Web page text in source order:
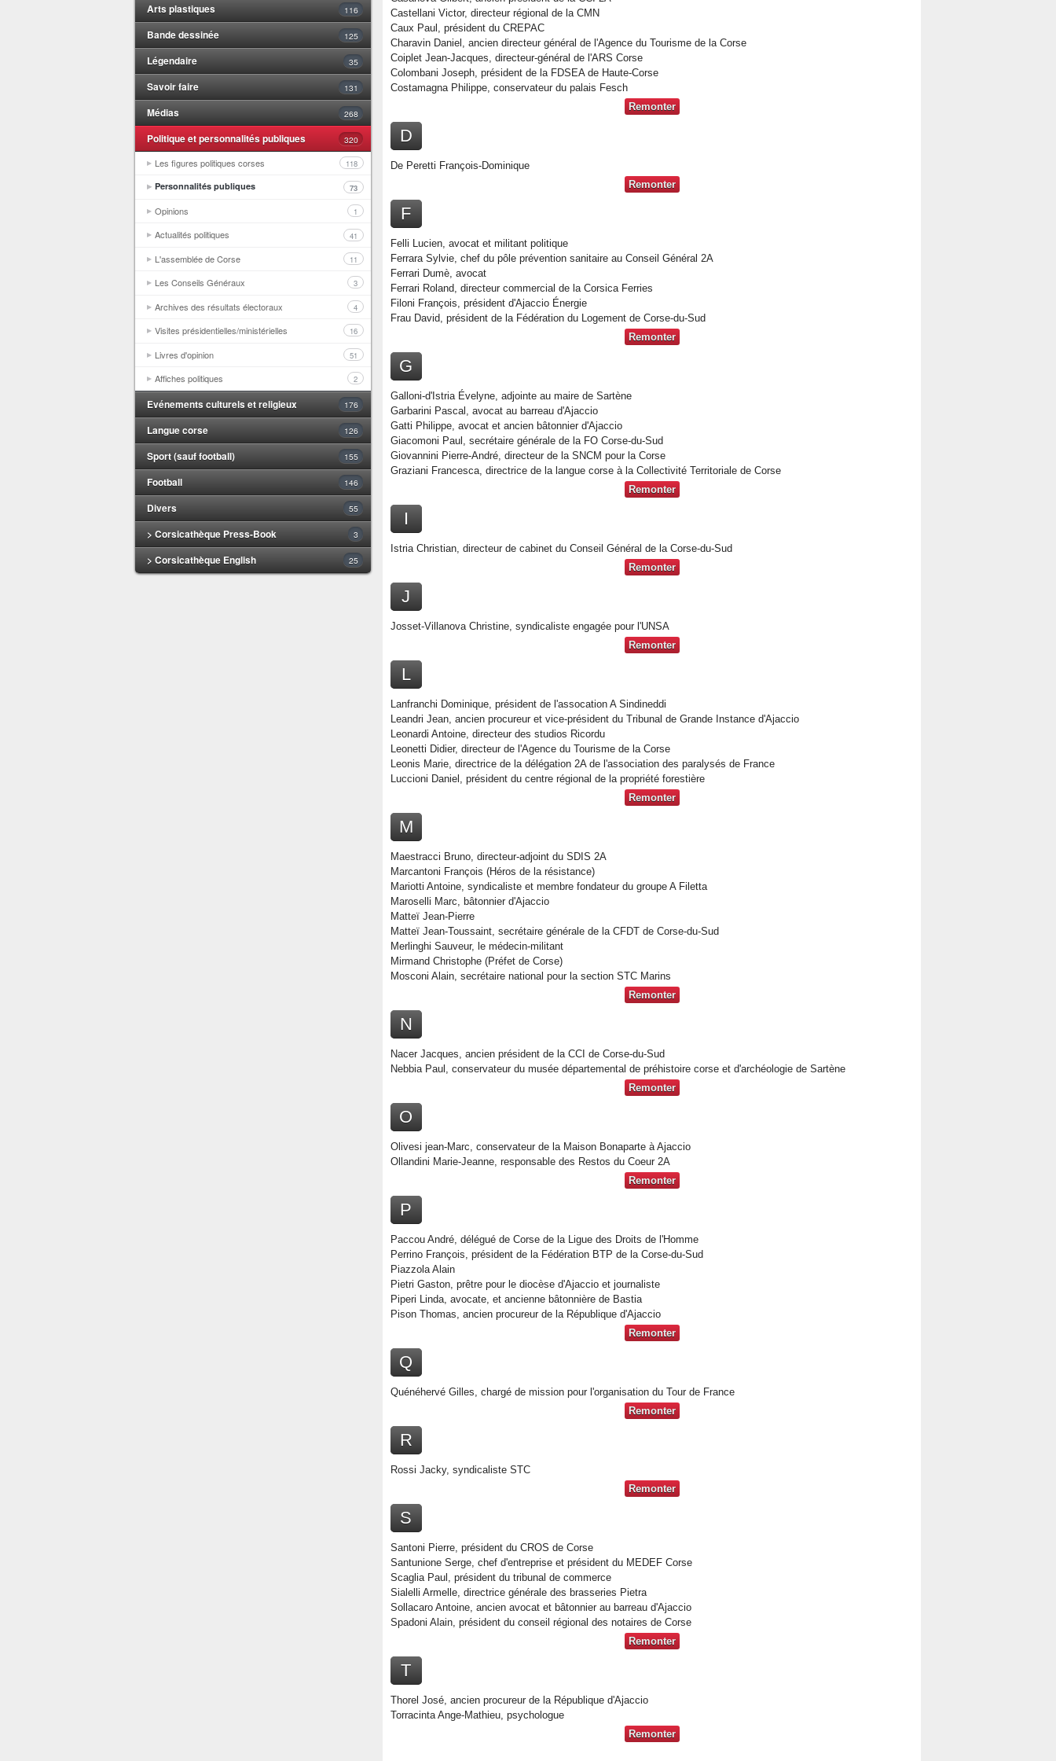
Arts plastiques 116
Bande dessinée 125
Légendaire 35
Savoir faire 131
Médias 268
Politique et personnalités publiques 320
Les figures politiques corses 118
Personnalités publiques 73
Opinions 1
Actualités politiques 41
L'assemblée de Corse 11
Les Conseils Généraux 3
Archives des résultats électoraux 4
Visites présidentielles/ministérielles 16
Livres d'opinion 51
Affiches politiques 2
Evénements culturels et religieux 176
Langue corse 126
Sport (sauf football) 155
Football 146
Divers 55
> Corsicathèque Press-Book 3
> Corsicathèque English 25
Castellani Victor, directeur régional de la CMN
Caux Paul, président du CREPAC
Charavin Daniel, ancien directeur général de l'Agence du Tourisme de la Corse
Coiplet Jean-Jacques, directeur-général de l'ARS Corse
Colombani Joseph, président de la FDSEA de Haute-Corse
Costamagna Philippe, conservateur du palais Fesch
Remonter
D
De Peretti François-Dominique
Remonter
F
Felli Lucien, avocat et militant politique
Ferrara Sylvie, chef du pôle prévention sanitaire au Conseil Général 2A
Ferrari Dumè, avocat
Ferrari Roland, directeur commercial de la Corsica Ferries
Filoni François, président d'Ajaccio Énergie
Frau David, président de la Fédération du Logement de Corse-du-Sud
Remonter
G
Galloni-d'Istria Évelyne, adjointe au maire de Sartène
Garbarini Pascal, avocat au barreau d'Ajaccio
Gatti Philippe, avocat et ancien bâtonnier d'Ajaccio
Giacomoni Paul, secrétaire générale de la FO Corse-du-Sud
Giovannini Pierre-André, directeur de la SNCM pour la Corse
Graziani Francesca, directrice de la langue corse à la Collectivité Territoriale de Corse
Remonter
I
Istria Christian, directeur de cabinet du Conseil Général de la Corse-du-Sud
Remonter
J
Josset-Villanova Christine, syndicaliste engagée pour l'UNSA
Remonter
L
Lanfranchi Dominique, président de l'assocation A Sindineddi
Leandri Jean, ancien procureur et vice-président du Tribunal de Grande Instance d'Ajaccio
Leonardi Antoine, directeur des studios Ricordu
Leonetti Didier, directeur de l'Agence du Tourisme de la Corse
Leonis Marie, directrice de la délégation 2A de l'association des paralysés de France
Luccioni Daniel, président du centre régional de la propriété forestière
Remonter
M
Maestracci Bruno, directeur-adjoint du SDIS 2A
Marcantoni François (Héros de la résistance)
Mariotti Antoine, syndicaliste et membre fondateur du groupe A Filetta
Maroselli Marc, bâtonnier d'Ajaccio
Matteï Jean-Pierre
Matteï Jean-Toussaint, secrétaire générale de la CFDT de Corse-du-Sud
Merlinghi Sauveur, le médecin-militant
Mirmand Christophe (Préfet de Corse)
Mosconi Alain, secrétaire national pour la section STC Marins
Remonter
N
Nacer Jacques, ancien président de la CCI de Corse-du-Sud
Nebbia Paul, conservateur du musée départemental de préhistoire corse et d'archéologie de Sartène
Remonter
O
Olivesi jean-Marc, conservateur de la Maison Bonaparte à Ajaccio
Ollandini Marie-Jeanne, responsable des Restos du Coeur 2A
Remonter
P
Paccou André, délégué de Corse de la Ligue des Droits de l'Homme
Perrino François, président de la Fédération BTP de la Corse-du-Sud
Piazzola Alain
Pietri Gaston, prêtre pour le diocèse d'Ajaccio et journaliste
Piperi Linda, avocate, et ancienne bâtonnière de Bastia
Pison Thomas, ancien procureur de la République d'Ajaccio
Remonter
Q
Quénéhervé Gilles, chargé de mission pour l'organisation du Tour de France
Remonter
R
Rossi Jacky, syndicaliste STC
Remonter
S
Santoni Pierre, président du CROS de Corse
Santunione Serge, chef d'entreprise et président du MEDEF Corse
Scaglia Paul, président du tribunal de commerce
Sialelli Armelle, directrice générale des brasseries Pietra
Sollacaro Antoine, ancien avocat et bâtonnier au barreau d'Ajaccio
Spadoni Alain, président du conseil régional des notaires de Corse
Remonter
T
Thorel José, ancien procureur de la République d'Ajaccio
Torracinta Ange-Mathieu, psychologue
Remonter